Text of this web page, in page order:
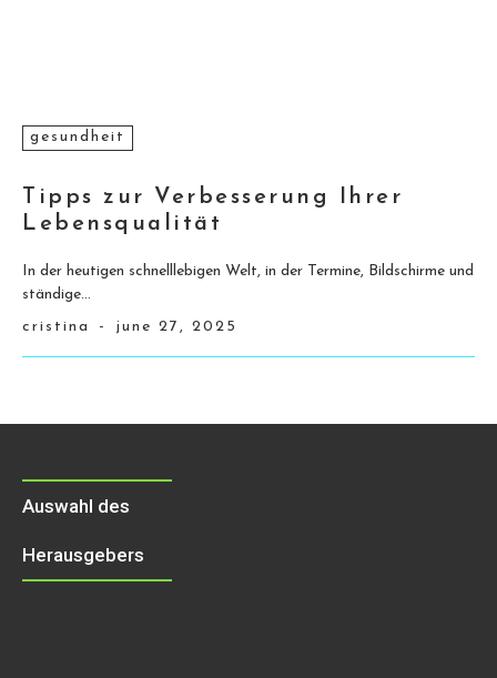
gesundheit
Tipps zur Verbesserung Ihrer
Lebensqualität
In der heutigen schnelllebigen Welt, in der Termine, Bildschirme und
ständige...
cristina
- june 27, 2025
Auswahl des
Herausgebers